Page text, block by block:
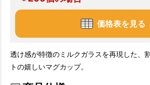
価格表を見る
透け感が特徴のミルクガラスを再現した、
トの嬉しいマグカップ。